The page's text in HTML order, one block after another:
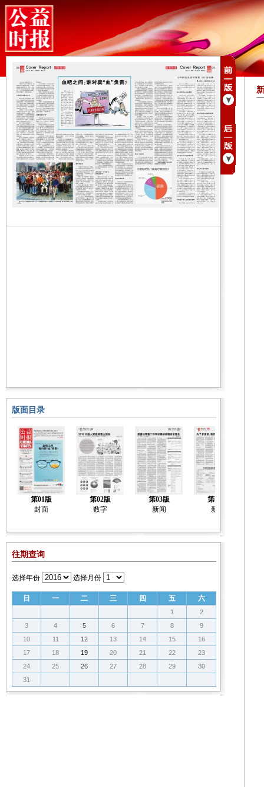
版面目录
第01版
封面
第02版
数字
第03版
新闻
第04版
新闻
往期查询
选择年份 选择月份
日 一 二 三 四 五 六
1
2
3
4 5 6 7 8
9
10
11 12 13 14 15
16
17
18 19 20 21 22
23
24
25 26 27 28 29
30
31